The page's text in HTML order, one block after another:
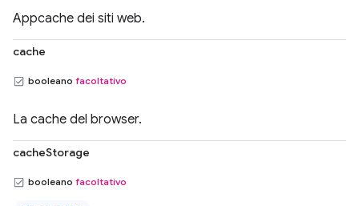
Appcache dei siti web.
cache
booleano facoltativo
La cache del browser.
cacheStorage
booleano facoltativo